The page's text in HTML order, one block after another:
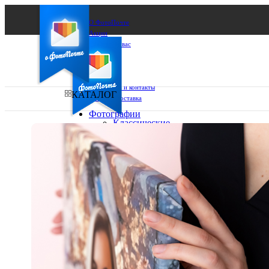
О ФотоПочте
Акции
Сделаем за вас
Бизнесу
FAQ
Франшиза
Поддержка и контакты
Оплата и доставка
Ваш город:
Ваш регион доставки
Выберите из списка:
КАТАЛОГ
Фотографии
Классические
13х18
15х15
15х20
20х20
20х30
30х30
30х40
А4
Фото
в